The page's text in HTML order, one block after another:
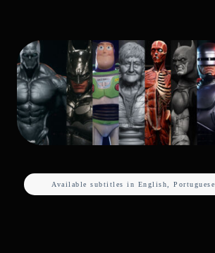
Available subtitles in English, Portuguese